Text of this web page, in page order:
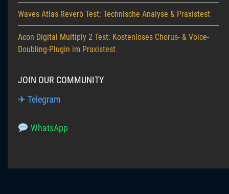
Waves Atlas Reverb Test: Technische Analyse & Praxistest
Acon Digital Multiply 2 Test: Kostenloses Chorus- & Voice-
Doubling-Plugin im Praxistest
JOIN OUR COMMUNITY
✈ Telegram
WhatsApp